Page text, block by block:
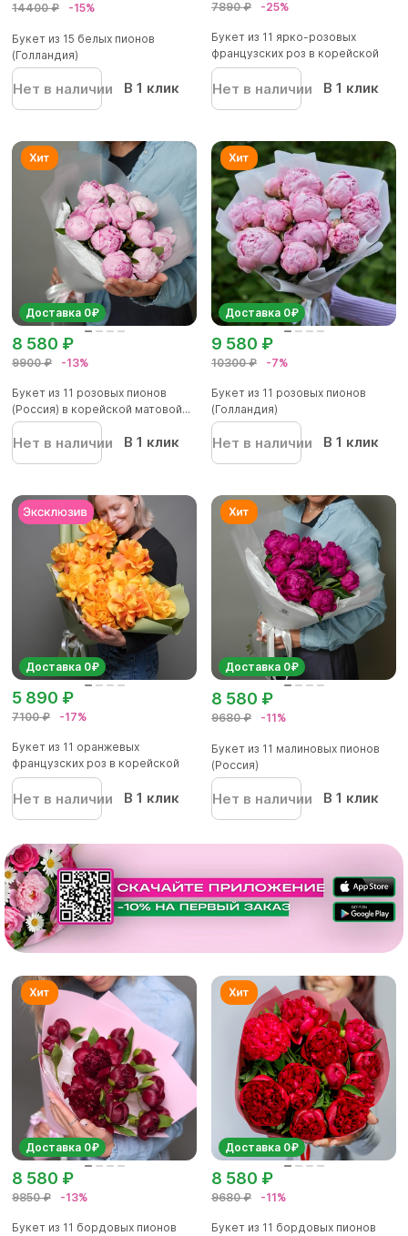
14400 ₽ -15%
Букет из 15 белых пионов
(Голландия)
Нет в наличии В 1 клик
7890 ₽ -25%
Букет из 11 ярко-розовых
французских роз в корейской
уп...
Нет в наличии В 1 клик
Доставка 0₽
9900 ₽ -13%
8 580 ₽
Букет из 11 розовых пионов
(Россия) в корейской матовой...
Нет в наличии В 1 клик
Доставка 0₽
10300 ₽ -7%
9 580 ₽
Букет из 11 розовых пионов
(Голландия)
Нет в наличии В 1 клик
Доставка 0₽
7100 ₽ -17%
5 890 ₽
Букет из 11 оранжевых
французских роз в корейской
упако...
Нет в наличии В 1 клик
Доставка 0₽
9680 ₽ -11%
8 580 ₽
Букет из 11 малиновых пионов
(Россия)
Нет в наличии В 1 клик
Доставка 0₽
9850 ₽ -13%
8 580 ₽
Букет из 11 бордовых пионов
Доставка 0₽
9680 ₽ -11%
8 580 ₽
Букет из 11 бордовых пионов